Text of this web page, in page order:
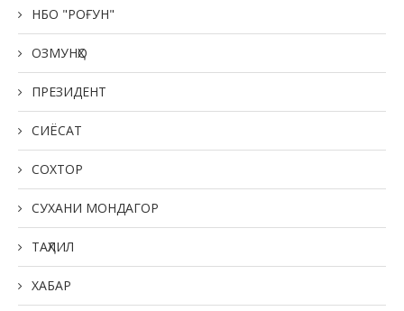
НБО "РОҒУН"
ОЗМУНҲО
ПРЕЗИДЕНТ
СИЁСАТ
СОХТОР
СУХАНИ МОНДАГОР
ТАҲЛИЛ
ХАБАР